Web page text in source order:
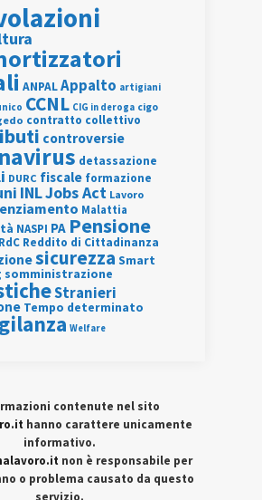
ANPALAppalto artigiani
CCNL CIG in deroga cigo
contratto collettivo
controversie
detassazione
DURC fiscale formazione
INLJobs Act Lavoro
Malattia
NASPI PA Pensione
RdC Reddito di Cittadinanza
sicurezza Smart
somministrazione
Stranieri
Tempo determinato
Welfare
contenute nel sito
hanno carattere unicamente
informativo.
non è responsabile per
o problema causato da questo
servizio.